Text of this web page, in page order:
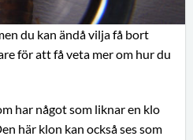
du kan ändå vilja få bort
för att få veta mer om hur du
har något som liknar en klo
här klon kan också ses som